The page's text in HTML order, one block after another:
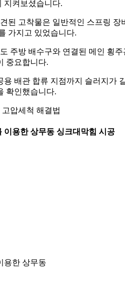
지켜보셨습니다.
된 고착물은 일반적인 스프링 장
가지고 있었습니다.
주방 배수구와 연결된 메인 횡주
중요합니다.
배관 합류 지점까지 슬러지가
확인했습니다.
압세척 해결법
이용한 상무동 싱크대막힘 시공
용한 상무동